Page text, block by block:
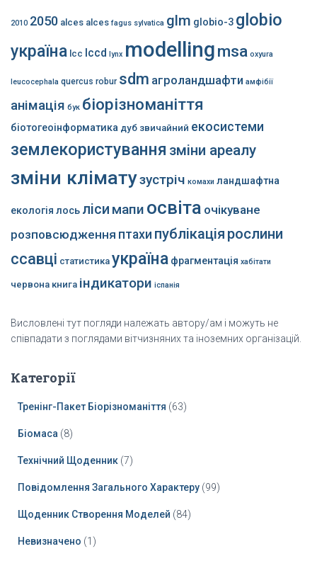
2010 2050 alces alces fagus sylvatica glm globio-3 globio
україна lcc lccd lynx modellingmsa oxyura
leucocephala quercus robur sdm агроландшафти амфібії
анімація бук біорізноманіття
біотогеоінформатика дуб звичайний екосистеми
землекористування зміни ареалу
зміни кліматузустріч комахи ландшафтна
екологія лось ліси мапи освіта очікуване
розповсюдження птахи публікація рослини
ссавці статистика україна фрагментація хабітати
червона книга індикатори іспанія
Висловлені тут погляди належать автору/ам і можуть не
співпадати з поглядами вітчизняних та іноземних організацій.
Категорії
Тренінг-Пакет Біорізноманіття (63)
Біомаса (8)
Технічний Щоденник (7)
Повідомлення Загального Характеру (99)
Щоденник Створення Моделей (84)
Невизначено (1)